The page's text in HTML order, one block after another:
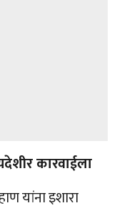
कारवाईला
यांना इशारा